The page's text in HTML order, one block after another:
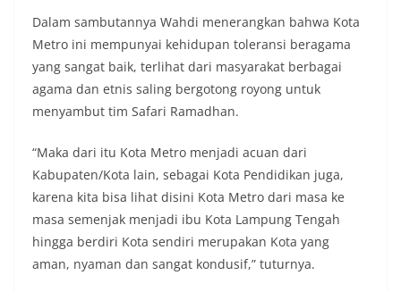
Dalam sambutannya Wahdi menerangkan bahwa Kota
Metro ini mempunyai kehidupan toleransi beragama
yang sangat baik, terlihat dari masyarakat berbagai
agama dan etnis saling bergotong royong untuk
menyambut tim Safari Ramadhan.
“Maka dari itu Kota Metro menjadi acuan dari
Kabupaten/Kota lain, sebagai Kota Pendidikan juga,
karena kita bisa lihat disini Kota Metro dari masa ke
masa semenjak menjadi ibu Kota Lampung Tengah
hingga berdiri Kota sendiri merupakan Kota yang
aman, nyaman dan sangat kondusif,” tuturnya.